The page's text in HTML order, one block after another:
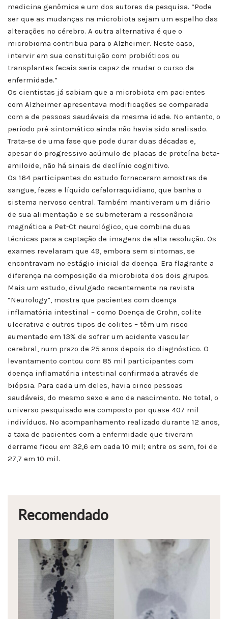
medicina genômica e um dos autores da pesquisa. “Pode
ser que as mudanças na microbiota sejam um espelho das
alterações no cérebro. A outra alternativa é que o
microbioma contribua para o Alzheimer. Neste caso,
intervir em sua constituição com probióticos ou
transplantes fecais seria capaz de mudar o curso da
enfermidade.”
Os cientistas já sabiam que a microbiota em pacientes
com Alzheimer apresentava modificações se comparada
com a de pessoas saudáveis da mesma idade. No entanto, o
período pré-sintomático ainda não havia sido analisado.
Trata-se de uma fase que pode durar duas décadas e,
apesar do progressivo acúmulo de placas de proteína beta-
amiloide, não há sinais de declínio cognitivo.
Os 164 participantes do estudo forneceram amostras de
sangue, fezes e líquido cefalorraquidiano, que banha o
sistema nervoso central. Também mantiveram um diário
de sua alimentação e se submeteram a ressonância
magnética e Pet-Ct neurológico, que combina duas
técnicas para a captação de imagens de alta resolução. Os
exames revelaram que 49, embora sem sintomas, se
encontravam no estágio inicial da doença. Era flagrante a
diferença na composição da microbiota dos dois grupos.
Mais um estudo, divulgado recentemente na revista
“Neurology”, mostra que pacientes com doença
inflamatória intestinal – como Doença de Crohn, colite
ulcerativa e outros tipos de colites – têm um risco
aumentado em 13% de sofrer um acidente vascular
cerebral, num prazo de 25 anos depois do diagnóstico. O
levantamento contou com 85 mil participantes com
doença inflamatória intestinal confirmada através de
biópsia. Para cada um deles, havia cinco pessoas
saudáveis, do mesmo sexo e ano de nascimento. No total, o
universo pesquisado era composto por quase 407 mil
indivíduos. No acompanhamento realizado durante 12 anos,
a taxa de pacientes com a enfermidade que tiveram
derrame ficou em 32,6 em cada 10 mil; entre os sem, foi de
27,7 em 10 mil.
Recomendado